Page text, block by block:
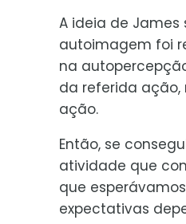
A ideia de
autoimagem foi
na
da referida
ação.
Então, se
atividade que
que
expectativas